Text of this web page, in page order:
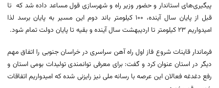
پیگیری‌‎های استاندار و حضور وزیر راه و شهرسازی قول مساعد داده شد که تا
قبل از پایان سال آینده، ۱۰۰ کیلومتر باند دوم این مسیر به پایان برسد لذا
امیدواریم ۲۳ کیلومتر تا اردیبهشت سال آینده و بقیه تا پایان دولت تمام شود.
فرماندار قاینات شروع فاز اول راه آهن سراسری در خراسان جنوبی را اتفاق مهم
دیگر در استان عنوان کرد و گفت: برای معرفی توانمندی تولیدات بومی استان و
رفع دغدغه فعالان این عرصه با رسانه ملی نیز رایزنی شده که امیدواریم اتفاقات